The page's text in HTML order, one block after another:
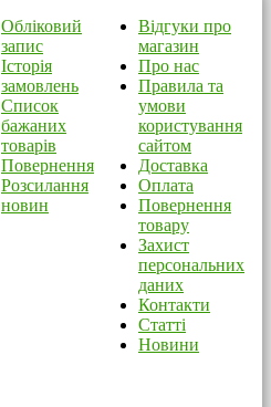
Обліковий
запис
Історія
замовлень
Список
бажаних
товарів
Повернення
Розсилання
новин
Відгуки про
магазин
Про нас
Правила та
умови
користування
сайтом
Доставка
Оплата
Повернення
товару
Захист
персональних
даних
Контакти
Статті
Новини